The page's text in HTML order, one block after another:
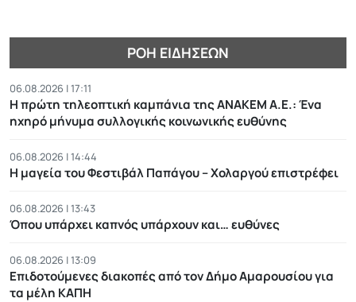
ΡΟΉ ΕΙΔΉΣΕΩΝ
06.08.2026 | 17:11
Η πρώτη τηλεοπτική καμπάνια της ΑΝΑΚΕΜ Α.Ε.: Ένα
ηχηρό μήνυμα συλλογικής κοινωνικής ευθύνης
06.08.2026 | 14:44
Η μαγεία του Φεστιβάλ Παπάγου – Χολαργού επιστρέφει
06.08.2026 | 13:43
Όπου υπάρχει καπνός υπάρχουν και… ευθύνες
06.08.2026 | 13:09
Επιδοτούμενες διακοπές από τον Δήμο Αμαρουσίου για
τα μέλη ΚΑΠΗ